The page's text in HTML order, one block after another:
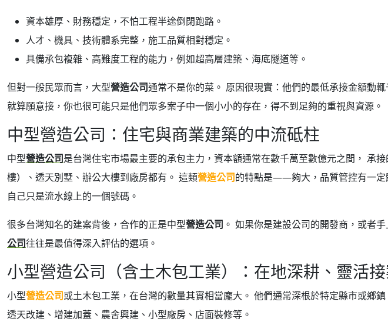
資本雄厚、財務穩定，不怕工程半途倒閉跑路。
人才、機具、技術體系完整，施工品質相對穩定。
具備承包複雜、高難度工程的能力，例如超高層建築、海底隧道等。
但對一般民眾而言，大型營造公司通常不是你的菜。 原因很現實：他們的最低承接金額動
就算願意接，你也很可能只是他們眾多案子中一個小小的存在，得不到足夠的重視與資源。
中型營造公司：住宅與商業建築的中流砥柱
中型營造公司是台灣住宅市場最主要的承包主力，資本額通常在數千萬至數億元之間， 承
樓）、透天別墅、辦公大樓到廠房都有。 這類營造公司的特點是——夠大，品質管控有一定
自己只是流水線上的一個號碼。
很多台灣知名的建案背後，合作的正是中型營造公司 。 如果你是建設公司的開發商，或者
公司往往是最值得深入評估的選項。
小型營造公司（含土木包工業）：在地深耕、靈活
小型營造公司或土木包工業，在台灣的數量其實相當龐大。 他們通常深根於特定縣市或鄉
透天改建、增建加蓋、農舍興建、小型廠房、店面裝修等。